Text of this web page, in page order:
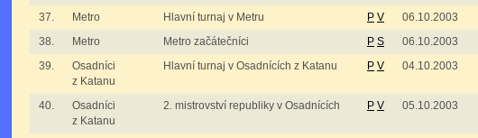
37.
Metro Hlavní turnaj v Metru P V 06.10.2003
38.
Metro Metro začátečníci P S 06.10.2003
39.
Osadníci
z Katanu
Hlavní turnaj v Osadnících z Katanu P V 04.10.2003
40.
Osadníci
z Katanu
2. mistrovství republiky v Osadnících P V 05.10.2003